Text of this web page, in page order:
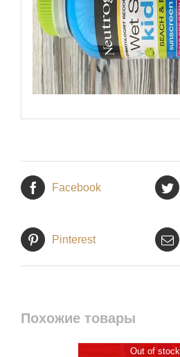
Facebook
Pinterest
Похожие товары
Out of stock